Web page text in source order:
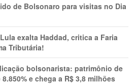
de Bolsonaro para visitas no Dia
exalta Haddad, critica a Faria
Tributária!
bolsonarista: patrimônio de
e chega a R$ 3,8 milhões